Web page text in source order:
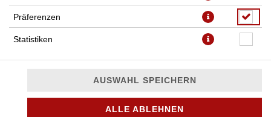
mit gemischtem Drehspießfleisch, Spinat und Gorgonzola in
Präferenzen
Statistiken
AUSWAHL SPEICHERN
ALLE ABLEHNEN